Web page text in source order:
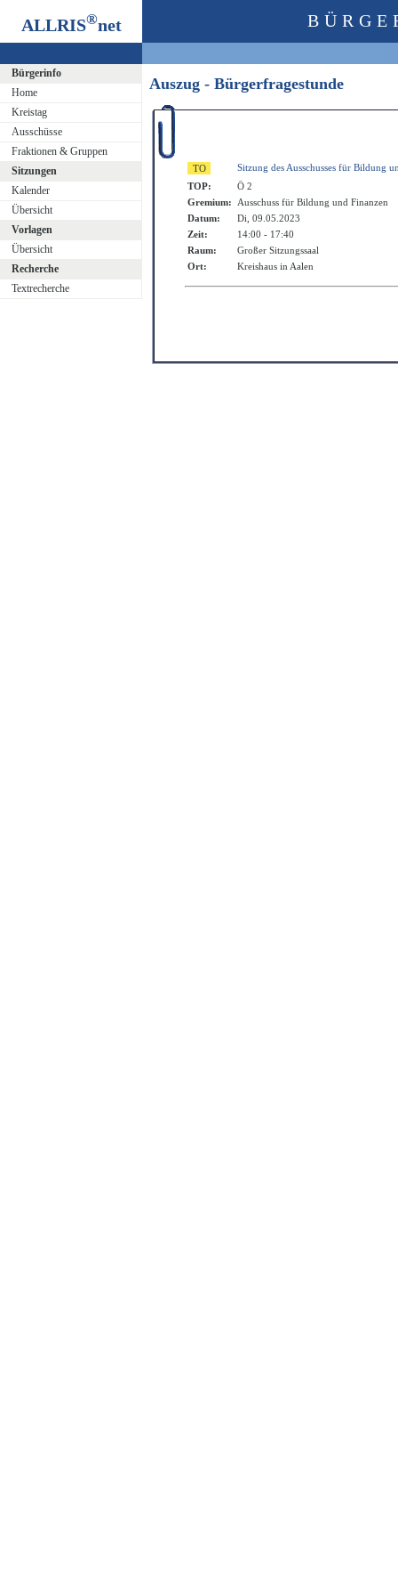
ALLRIS®net
Bürgerinfo
Home
Kreistag
Ausschüsse
Fraktionen & Gruppen
Sitzungen
Kalender
Übersicht
Vorlagen
Übersicht
Recherche
Textrecherche
Auszug - Bürgerfragestunde
Sitzung des Ausschusses für Bildung
TOP:
Ö 2
Gremium:
Ausschuss für Bildung und Finanzen
Datum:
Di, 09.05.2023
Zeit:
14:00 - 17:40
Raum:
Großer Sitzungssaal
Ort:
Kreishaus in Aalen